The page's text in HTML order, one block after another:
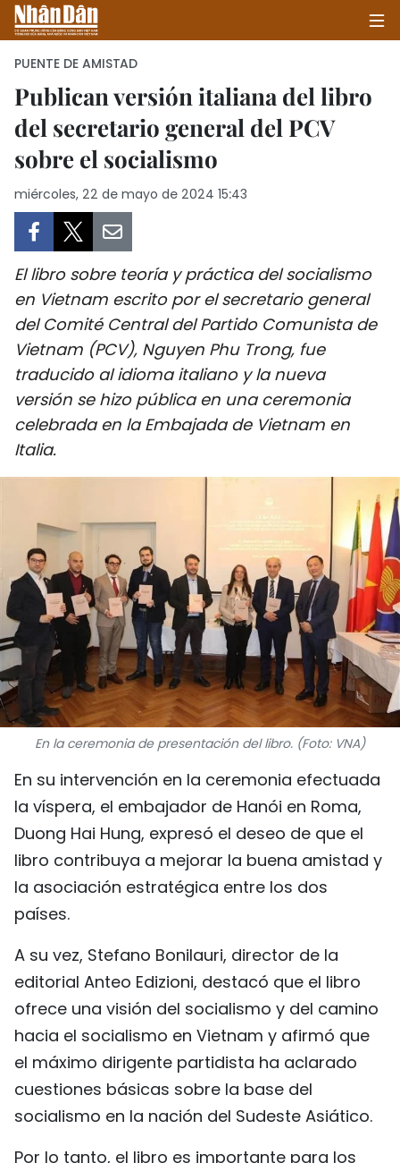
INICIO
POLÍTICA
ECONOMÍA
SALUD - MEDIO AMBIENTE
CULTURA - ENTRETENIMIENTO
INTERNACIONAL
DEPORTES
PUENTE DE AMISTAD
HISTORIAS MULTIMEDIA
FOTOGRAFÍA
¿QUIÉNES SOMOS?
TIẾNG VIỆT
ENGLISH
中文
FRANÇAIS
РУССКИЙ
PUENTE DE AMISTAD
Publican versión italiana del libro
del secretario general del PCV
sobre el socialismo
miércoles, 22 de mayo de 2024 15:43
El libro sobre teoría y práctica del socialismo
en Vietnam escrito por el secretario general
del Comité Central del Partido Comunista de
Vietnam (PCV), Nguyen Phu Trong, fue
traducido al idioma italiano y la nueva
versión se hizo pública en una ceremonia
celebrada en la Embajada de Vietnam en
Italia.
En la ceremonia de presentación del libro. (Foto: VNA)
En su intervención en la ceremonia efectuada
la víspera, el embajador de Hanói en Roma,
Duong Hai Hung, expresó el deseo de que el
libro contribuya a mejorar la buena amistad y
la asociación estratégica entre los dos
países.
A su vez, Stefano Bonilauri, director de la
editorial Anteo Edizioni, destacó que el libro
ofrece una visión del socialismo y del camino
hacia el socialismo en Vietnam y afirmó que
el máximo dirigente partidista ha aclarado
cuestiones básicas sobre la base del
socialismo en la nación del Sudeste Asiático.
Por lo tanto, el libro es importante para los